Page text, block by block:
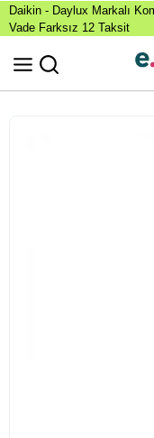
Daikin - Daylux Markalı
Vade Farksız 12 Taksit